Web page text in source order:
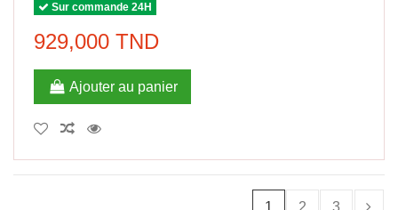
Sur commande 24H
929,000 TND
Ajouter au panier
1 2 3